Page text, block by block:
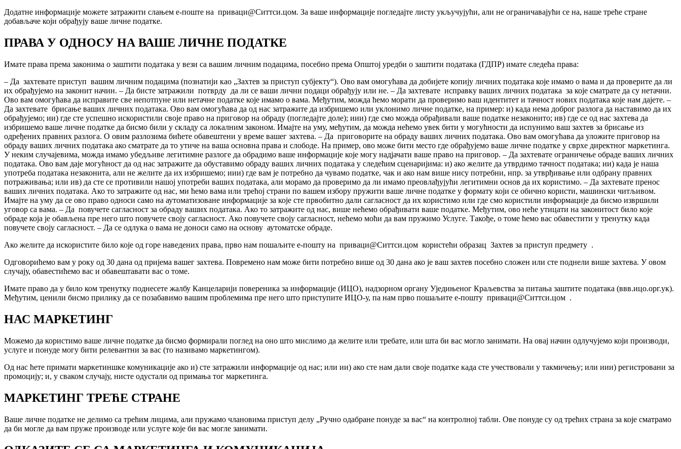
Додатне информације можете затражити слањем е-поште на приваци@Ситтси.цом. За ваше информације погледајте листу укључујући, али не ограничавајући се на, наше треће стране
добављаче који обрађују ваше личне податке.
ПРАВА У ОДНОСУ НА ВАШЕ ЛИЧНЕ ПОДАТКЕ
Имате права према законима о заштити података у вези са вашим личним подацима, посебно према Општој уредби о заштити података (ГДПР) имате следећа права:
– Да захтевате приступ вашим личним подацима (познатији као „Захтев за приступ субјекту“). Ово вам омогућава да добијете копију личних података које имамо о вама и да проверите да ли
их обрађујемо на законит начин. – Да бисте затражили потврду да ли се ваши лични подаци обрађују или не. – Да захтевате исправку ваших личних података за које сматрате да су нетачни.
Ово вам омогућава да исправите све непотпуне или нетачне податке које имамо о вама. Међутим, можда ћемо морати да проверимо ваш идентитет и тачност нових података које нам дајете. –
Да захтевате брисање ваших личних података. Ово вам омогућава да од нас затражите да избришемо или уклонимо личне податке, на пример: и) када нема доброг разлога да наставимо да их
обрађујемо; ии) где сте успешно искористили своје право на приговор на обраду (погледајте доле); иии) где смо можда обрађивали ваше податке незаконито; ив) где се од нас захтева да
избришемо ваше личне податке да бисмо били у складу са локалним законом. Имајте на уму, међутим, да можда нећемо увек бити у могућности да испунимо ваш захтев за брисање из
одређених правних разлога. О овим разлозима бићете обавештени у време вашег захтева. – Да приговорите на обраду ваших личних података. Ово вам омогућава да уложите приговор на
обраду ваших личних података ако сматрате да то утиче на ваша основна права и слободе. На пример, ово може бити место где обрађујемо ваше личне податке у сврхе директног маркетинга.
У неким случајевима, можда имамо убедљиве легитимне разлоге да обрадимо ваше информације које могу надјачати ваше право на приговор. – Да захтевате ограничење обраде ваших личних
података. Ово вам даје могућност да од нас затражите да обуставимо обраду ваших личних података у следећим сценаријима: и) ако желите да утврдимо тачност података; ии) када је наша
употреба података незаконита, али не желите да их избришемо; иии) где вам је потребно да чувамо податке, чак и ако нам више нису потребни, нпр. за утврђивање или одбрану правних
потраживања; или ив) да сте се противили нашој употреби ваших података, али морамо да проверимо да ли имамо преовлађујући легитимни основ да их користимо. – Да захтевате пренос
ваших личних података. Ако то затражите од нас, ми ћемо вама или трећој страни по вашем избору пружити ваше личне податке у формату који се обично користи, машински читљивом.
Имајте на уму да се ово право односи само на аутоматизоване информације за које сте првобитно дали сагласност да их користимо или где смо користили информације да бисмо извршили
уговор са вама. – Да повучете сагласност за обраду ваших података. Ако то затражите од нас, више нећемо обрађивати ваше податке. Међутим, ово неће утицати на законитост било које
обраде која је обављена пре него што повучете своју сагласност. Ако повучете своју сагласност, нећемо моћи да вам пружимо Услуге. Такође, о томе ћемо вас обавестити у тренутку када
повучете своју сагласност. – Да се ​​одлука о вама не доноси само на основу аутоматске обраде.
Ако желите да искористите било које од горе наведених права, прво нам пошаљите е-пошту на приваци@Ситтси.цом користећи образац Захтев за приступ предмету .
Одговорићемо вам у року од 30 дана од пријема вашег захтева. Повремено нам може бити потребно више од 30 дана ако је ваш захтев посебно сложен или сте поднели више захтева. У овом
случају, обавестићемо вас и обавештавати вас о томе.
Имате право да у било ком тренутку поднесете жалбу Канцеларији повереника за информације (ИЦО), надзорном органу Уједињеног Краљевства за питања заштите података (ввв.ицо.орг.ук).
Међутим, ценили бисмо прилику да се позабавимо вашим проблемима пре него што приступите ИЦО-у, па нам прво пошаљите е-пошту приваци@Ситтси.цом .
НАС МАРКЕТИНГ
Можемо да користимо ваше личне податке да бисмо формирали поглед на оно што мислимо да желите или требате, или шта би вас могло занимати. На овај начин одлучујемо који производи,
услуге и понуде могу бити релевантни за вас (то називамо маркетингом).
Од нас ћете примати маркетиншке комуникације ако и) сте затражили информације од нас; или ии) ако сте нам дали своје податке када сте учествовали у такмичењу; или иии) регистровани за
промоцију; и, у сваком случају, нисте одустали од примања тог маркетинга.
МАРКЕТИНГ ТРЕЋЕ СТРАНЕ
Ваше личне податке не делимо са трећим лицима, али пружамо члановима приступ делу „Ручно одабране понуде за вас“ на контролној табли. Ове понуде су од трећих страна за које сматрамо
да би могле да вам пруже производе или услуге које би вас могле занимати.